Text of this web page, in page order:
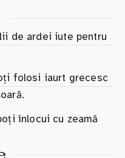
de ardei iute pentru
folosi iaurt grecesc
înlocui cu zeamă